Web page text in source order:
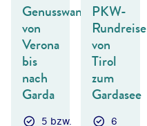
Genusswanderreise
von
Verona
bis
nach
Garda
5 bzw.
PKW-
Rundreise
von
Tirol
zum
Gardasee
6